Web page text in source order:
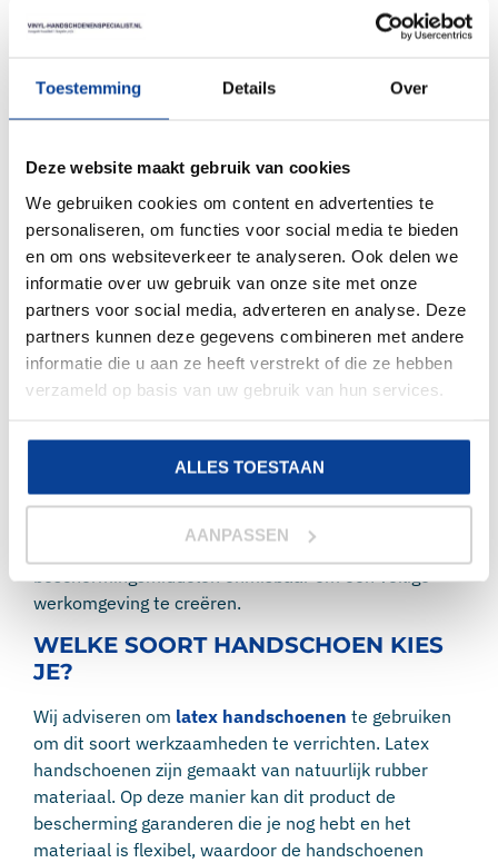
Toestemming Details Over
Deze website maakt gebruik van cookies
We gebruiken cookies om content en advertenties te
personaliseren, om functies voor social media te bieden
en om ons websiteverkeer te analyseren. Ook delen we
informatie over uw gebruik van onze site met onze
partners voor social media, adverteren en analyse. Deze
partners kunnen deze gegevens combineren met andere
informatie die u aan ze heeft verstrekt of die ze hebben
verzameld op basis van uw gebruik van hun services.
ALLES TOESTAAN
AANPASSEN
zijn een vereiste wanneer je
werkzaamheden met licht en zware chemicaliën
beste resultaat? Vinylhandschoenenspecialist.nl
biedt het beste assortiment aan voor de echte
WAARVOOR GEBRUIK JE SPUIT
HANDSCHOENEN?
Spuit handschoenen zijn van belang om de
werkzaamheden beschermd uit te voeren. Deze
handschoenen zijn speciaal ontworpen om te werken
met chemicaliën. Vaak wordt hier mee gewerkt in de
groensector waar mensen in contact komen met
gewasbescherming of meststoffen bijvoorbeeld. Maar
beschermingsmiddel; in de auto- en motorbranche
zijn deze handschoenen ook dagelijks nodig om de
werkzaamheden uit te voeren. Voor bijvoorbeeld
contact uit te sluiten. Hiervoor zijn de juiste
werkomgeving te creëren.
WELKE SOORT HANDSCHOEN KIES
JE?
Wij adviseren om latex handschoenen te gebruiken
om dit soort werkzaamheden te verrichten. Latex
handschoenen zijn gemaakt van natuurlijk rubber
materiaal. Op deze manier kan dit product de
bescherming garanderen die je nog hebt en het
materiaal is flexibel, waardoor de handschoenen